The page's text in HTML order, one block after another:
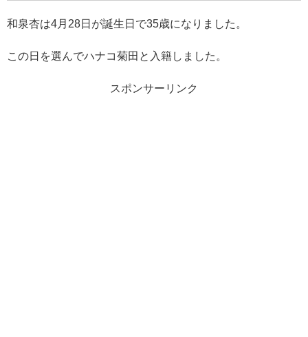
和泉杏は4月28日が誕生日で35歳になりました。
この日を選んでハナコ菊田と入籍しました。
スポンサーリンク